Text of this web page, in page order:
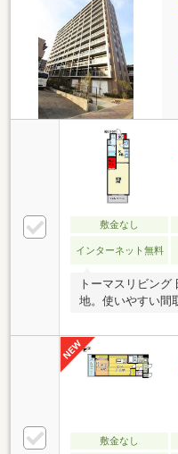
敷金なし
インターネット無料
トーマスリビング
地。使いやすい間
敷金なし